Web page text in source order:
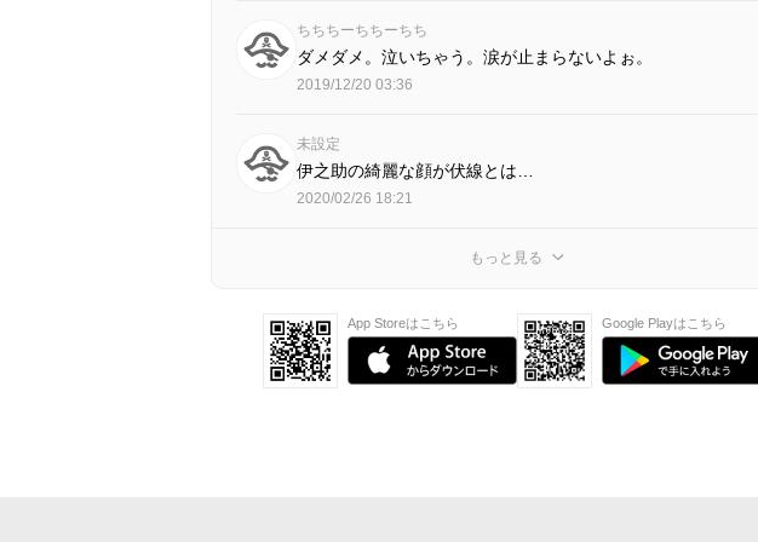
ちちちーちちーちち
ダメダメ。泣いちゃう。涙が止まらないよぉ。
2019/12/20 03:36
未設定
伊之助の綺麗な顔が伏線とは…
2020/02/26 18:21
もっと見る
App Storeはこちら Google Playはこちら